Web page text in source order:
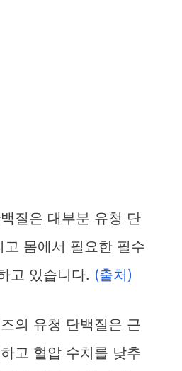
질은 대부분 유청 단
몸에서 필요한 필수
고 있습니다. (출처)
의 유청 단백질은 근
고 혈압 수치를 낮추